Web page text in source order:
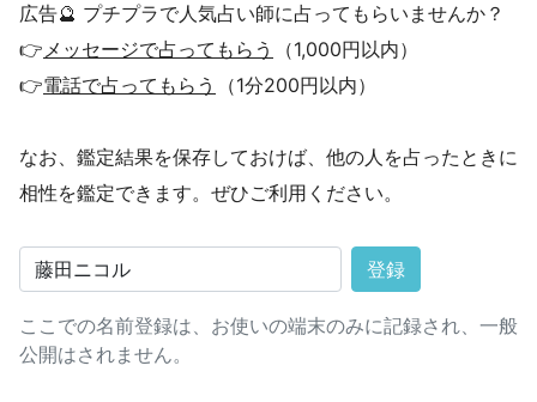
広告🔮 プチプラで人気占い師に占ってもらいませんか？
👉メッセージで占ってもらう
（1,000円以内）
👉電話で占ってもらう （1分200円以内）
なお、鑑定結果を保存しておけば、他の人を占ったときに
相性を鑑定できます。ぜひご利用ください。
登録
ここでの名前登録は、お使いの端末のみに記録され、一般
公開はされません。